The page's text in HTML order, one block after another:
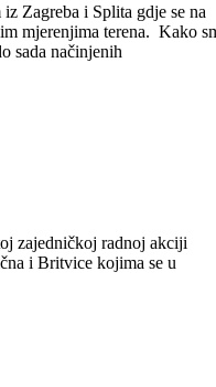
Zagreba i Splita gdje se na
mjerenjima terena. Kako
sada načinjenih
zajedničkoj radnoj akciji
i Britvice kojima se u